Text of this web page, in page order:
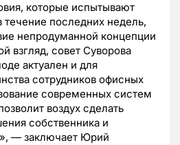
которые испытывают
последних недель,
непродуманной концепции
взгляд, совет Суворова
актуален и для
сотрудников офисных
современных систем
воздух сделать
собственника и
— заключает Юрий